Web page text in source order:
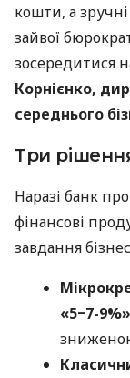
кошти, а
зайвої
зосередитися
Корнієнко,
середнього
Три
Наразі банк
фінансові
завдання
«5−7-9%»